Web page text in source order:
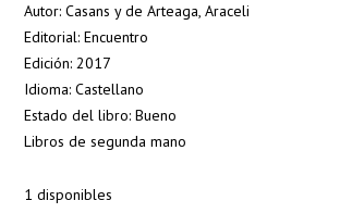
Autor: Casans y de Arteaga, Araceli
Editorial: Encuentro
Edición: 2017
Idioma: Castellano
Estado del libro: Bueno
Libros de segunda mano
1 disponibles